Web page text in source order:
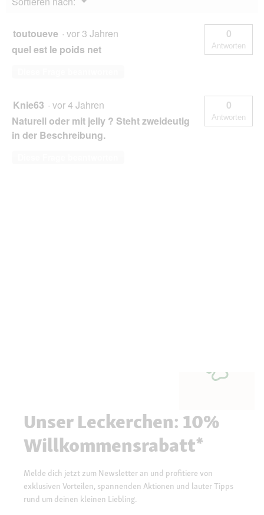
g
e
l
d
f
n
e
t
▼
toutoueve · vor 3 Jahren
quel est le poids net
0
Antworten
Knie63 · vor 4 Jahren
Naturell oder mit jelly ? Steht zweideutig
in der Beschreibung.
0
Antworten
Unser Leckerchen: 10%
Willkommensrabatt*
Melde dich jetzt zum Newsletter an und profitiere von
exklusiven Vorteilen, spannenden Aktionen und lauter Tipps
rund um deinen kleinen Liebling.